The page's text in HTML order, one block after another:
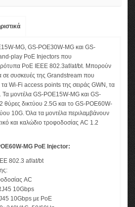
MG, GS-POE30W-MG και GS-
play PoE Injectors που
PoE IEEE 802.3af/at/bt. Μπορούν
σε συσκευές της Grandstream που
Wi-Fi access points της σειράς GWN, τα
Τα μοντέλα GS-POE15W-MG και GS-
θύρες δικτύου 2.5G και το GS-POE60W-
10G. Όλα τα μοντέλα περιλαμβάνουν
και καλώδιο τροφοδοσίας AC 1.2
MG PoE Injector:
802.3 af/at/bt
AC
10Gbps
10Gbps με PoE